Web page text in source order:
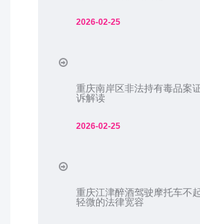
2026-02-25
重庆南岸区非法持有毒品案
诉解读
2026-02-25
重庆江津醉酒驾驶摩托车不
轻微的法律宽容